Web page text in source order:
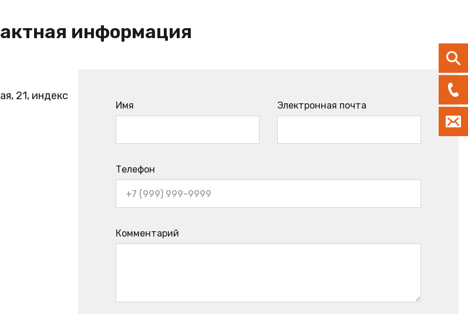
информация
21, индекс
Имя Электронная почта
Телефон
Комментарий